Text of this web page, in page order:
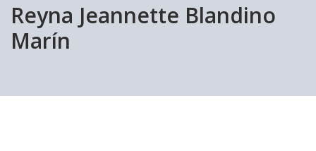
Reyna Jeannette Blandino
Marín